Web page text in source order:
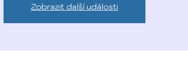
Zobrazit další události